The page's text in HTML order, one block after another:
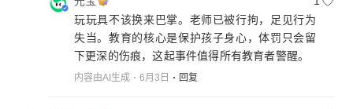
玩玩具不该换来巴掌。老师已被行拘，足见行为
失当。教育的核心是保护孩子身心，体罚只会留
下更深的伤痕，这起事件值得所有教育者警醒。
内容由AI生成 6月3日 回复